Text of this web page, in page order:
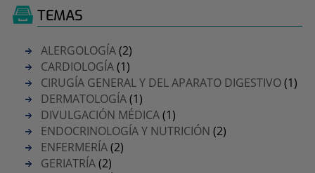
TEMAS
ALERGOLOGÍA(2)
CARDIOLOGÍA(1)
CIRUGÍA GENERAL Y DEL APARATO DIGESTIVO(1)
DERMATOLOGÍA(1)
DIVULGACIÓN MÉDICA(1)
ENDOCRINOLOGÍA Y NUTRICIÓN (2)
ENFERMERÍA(2)
GERIATRÍA(2)